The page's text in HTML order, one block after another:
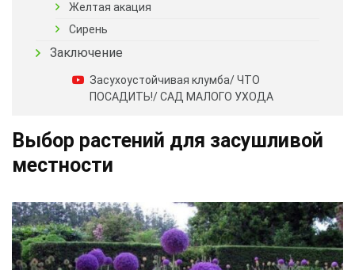
Желтая акация
Сирень
Заключение
Засухоустойчивая клумба/ ЧТО
ПОСАДИТЬ!/ САД МАЛОГО УХОДА
Выбор растений для засушливой
местности